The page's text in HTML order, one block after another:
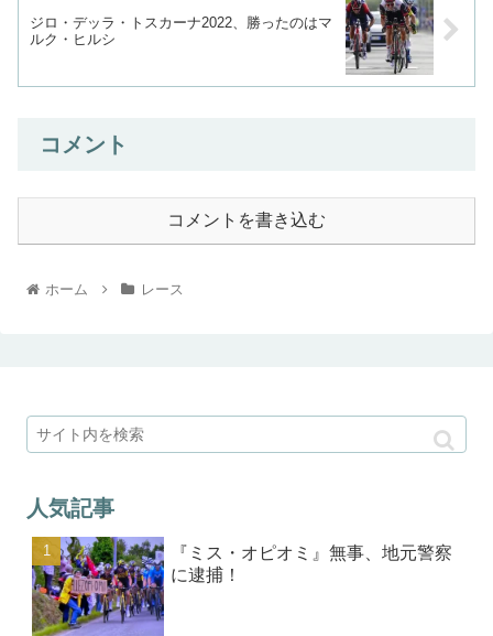
ジロ・デッラ・トスカーナ2022、勝ったのはマ
ルク・ヒルシ
コメント
コメントを書き込む
ホーム レース
人気記事
『ミス・オピオミ』無事、地元警察
に逮捕！